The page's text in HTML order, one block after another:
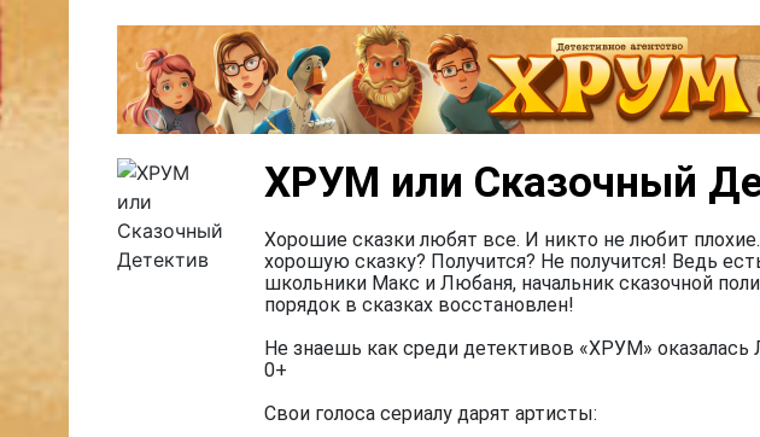
ХРУМ или Сказочный
Хорошие сказки любят все. И никто не любит
хорошую сказку? Получится? Не получится! Ведь
школьники Макс и Любаня, начальник сказочной
порядок в сказках восстановлен!
Не знаешь как среди детективов «ХРУМ»
0+
Свои голоса сериалу дарят артисты: